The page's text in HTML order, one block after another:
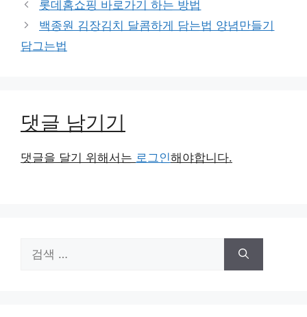
고
리
롯데홈쇼핑 바로가기 하는 방법
백종원 김장김치 달콤하게 담는법 양념만들기
담그는법
댓글 남기기
댓글을 달기 위해서는 로그인해야합니다.
색: